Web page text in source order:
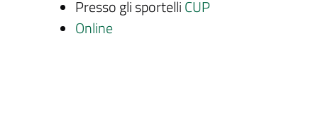
Presso gli sportelli CUP
Online